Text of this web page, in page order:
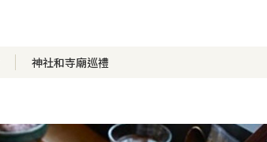
神社和寺廟巡禮